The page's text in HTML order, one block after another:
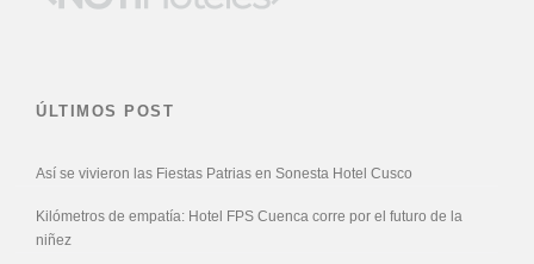
ÚLTIMOS POST
Así se vivieron las Fiestas Patrias en Sonesta Hotel Cusco
Kilómetros de empatía: Hotel FPS Cuenca corre por el futuro de la
niñez